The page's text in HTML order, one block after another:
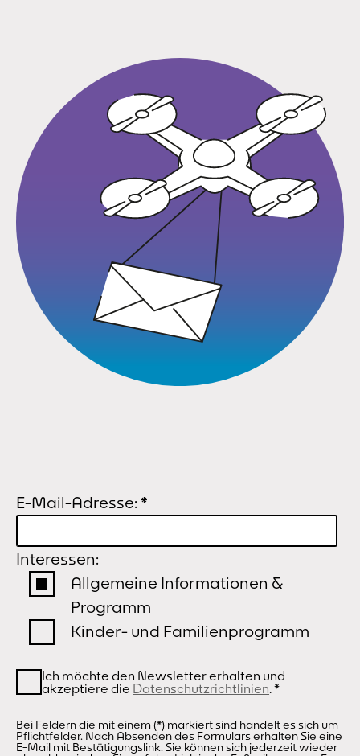
E-Mail-Adresse: *
Interessen:
Allgemeine Informationen &
Programm
Kinder- und Familienprogramm
Ich möchte den Newsletter erhalten und
akzeptiere die Datenschutzrichtlinien.*
Bei Feldern die mit einem (*) markiert sind handelt es sich um
Pflichtfelder. Nach Absenden des Formulars erhalten Sie eine
E-Mail mit Bestätigungslink. Sie können sich jederzeit wieder